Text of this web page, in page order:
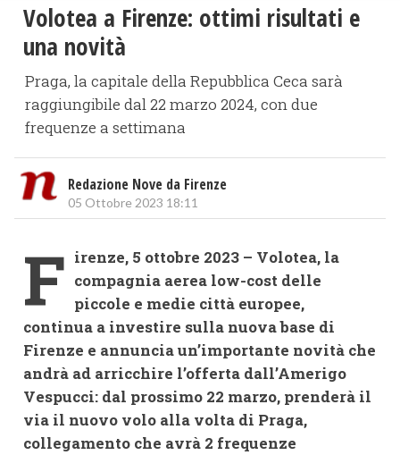
Volotea a Firenze: ottimi risultati e
una novità
Praga, la capitale della Repubblica Ceca sarà
raggiungibile dal 22 marzo 2024, con due
frequenze a settimana
Redazione Nove da Firenze
05 Ottobre 2023 18:11
F irenze, 5 ottobre 2023 – Volotea, la
compagnia aerea low-cost delle
piccole e medie città europee,
continua a investire sulla nuova base di
Firenze e annuncia un’importante novità che
andrà ad arricchire l’offerta dall’Amerigo
Vespucci: dal prossimo 22 marzo, prenderà il
via il nuovo volo alla volta di Praga,
collegamento che avrà 2 frequenze